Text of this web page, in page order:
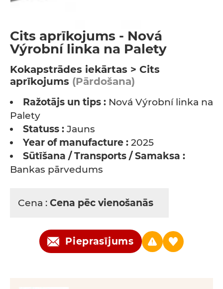
Cits aprīkojums - Nová
Výrobní linka na Palety
Kokapstrādes iekārtas > Cits
aprīkojums (Pārdošana)
Ražotājs un tips : Nová Výrobní linka na
Palety
Statuss : Jauns
Year of manufacture : 2025
Sūtīšana / Transports / Samaksa :
Bankas pārvedums
Cena : Cena pēc vienošanās
Pieprasījums